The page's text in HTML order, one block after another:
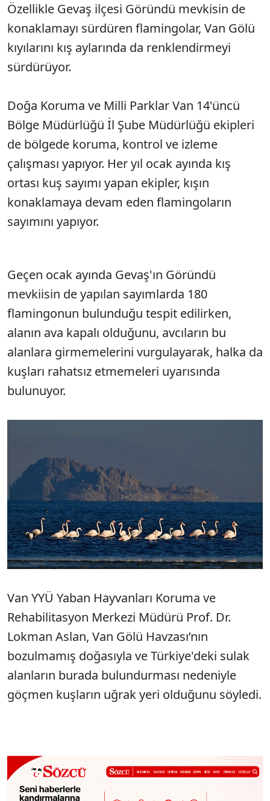
Özellikle Gevaş ilçesi Göründü mevkisin de
konaklamayı sürdüren flamingolar, Van Gölü
kıyılarını kış aylarında da renklendirmeyi
sürdürüyor.
Doğa Koruma ve Milli Parklar Van 14'üncü
Bölge Müdürlüğü İl Şube Müdürlüğü ekipleri
de bölgede koruma, kontrol ve izleme
çalışması yapıyor. Her yıl ocak ayında kış
ortası kuş sayımı yapan ekipler, kışın
konaklamaya devam eden flamingoların
sayımını yapıyor.
Geçen ocak ayında Gevaş'ın Göründü
mevkiisin de yapılan sayımlarda 180
flamingonun bulunduğu tespit edilirken,
alanın ava kapalı olduğunu, avcıların bu
alanlara girmemelerini vurgulayarak, halka da
kuşları rahatsız etmemeleri uyarısında
bulunuyor.
Van YYÜ Yaban Hayvanları Koruma ve
Rehabilitasyon Merkezi Müdürü Prof. Dr.
Lokman Aslan, Van Gölü Havzası’nın
bozulmamış doğasıyla ve Türkiye'deki sulak
alanların burada bulundurması nedeniyle
göçmen kuşların uğrak yeri olduğunu söyledi.